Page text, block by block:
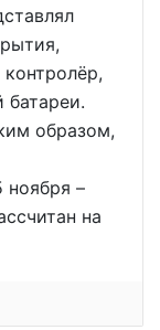
образом,
ноября –
на